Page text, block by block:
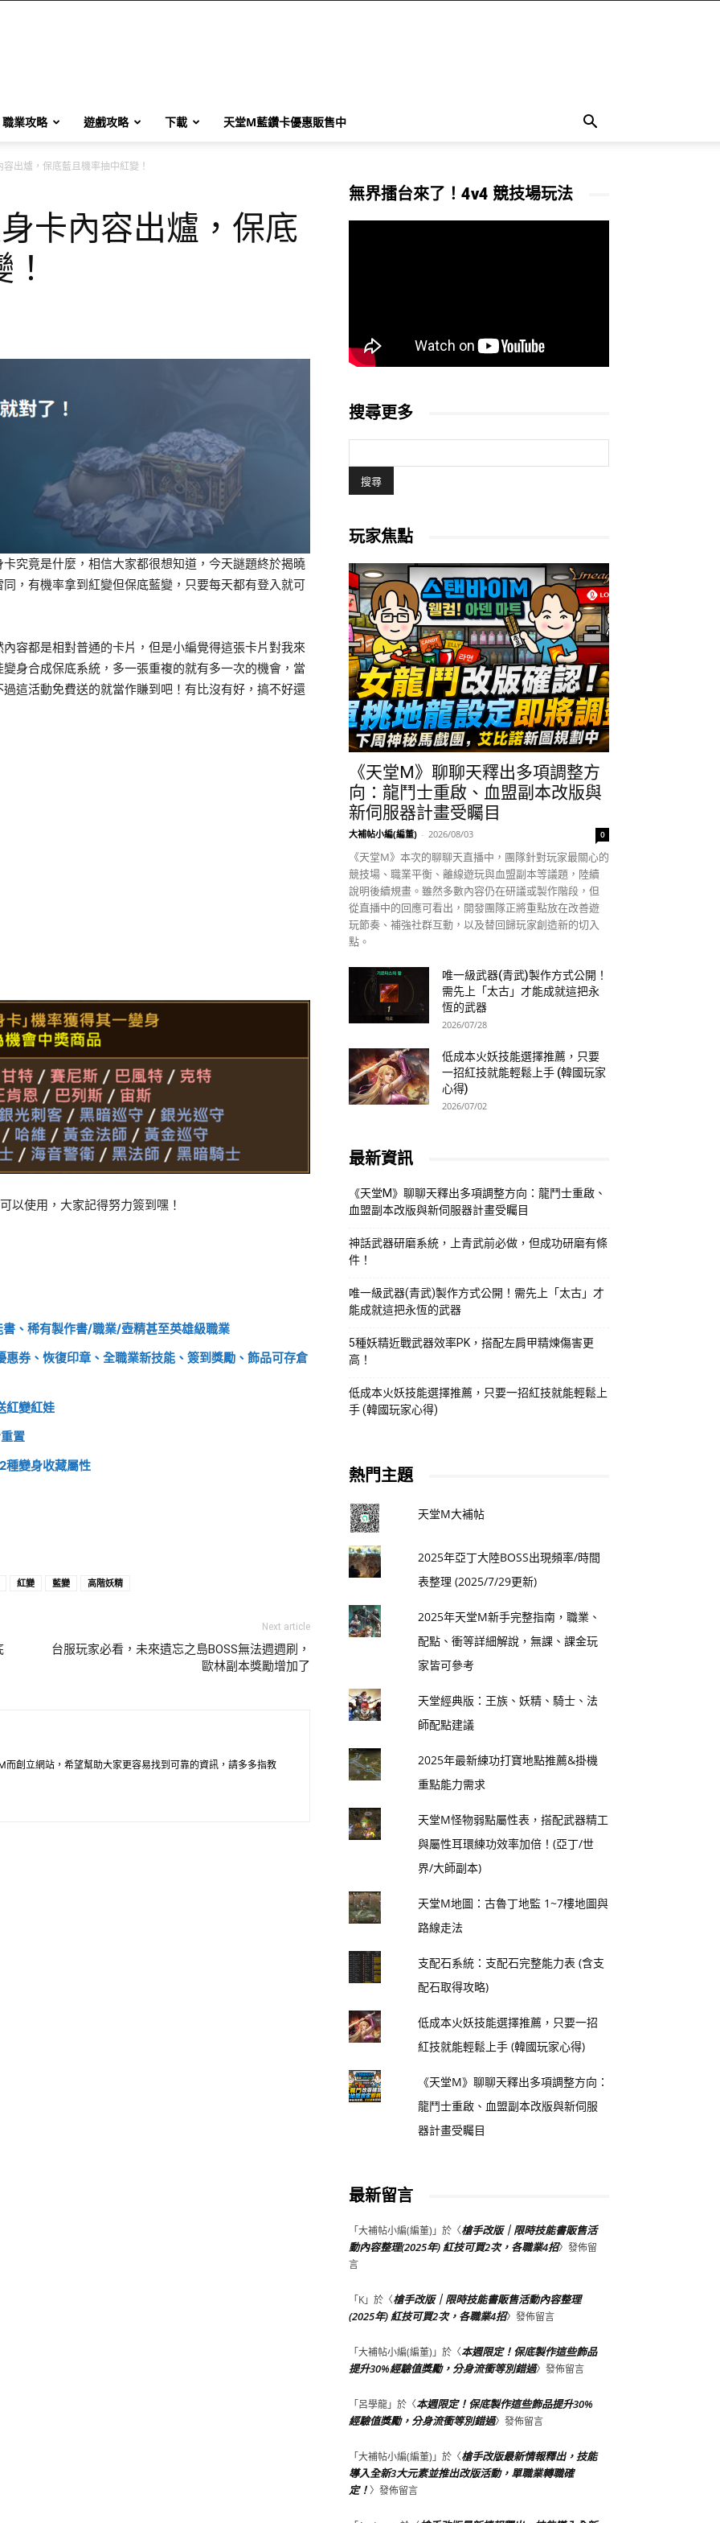
職業攻略 遊戲攻略 下載 天堂M藍鑽卡優惠販售中
出爐，保底藍且機率抽中紅變！
卡內容出爐，保底
究竟是什麼，相信大家都很想知道，今天謎題終於揭曉
，有機率拿到紅變但保底藍變，只要每天都有登入就可
容都是相對普通的卡片，但是小編覺得這張卡片對我來
身合成保底系統，多一張重複的就有多一次的機會，當
這活動免費送的就當作賺到吧！有比沒有好，搞不好還
以使用，大家記得努力簽到嘿！
、稀有製作書/職業/壺精甚至英雄級職業
券、恢復印章、全職業新技能、簽到獎勵、飾品可存倉
紅變紅娃
置
種變身收藏屬性
紅變 藍變 高階妖精
Next article
台服玩家必看，未來遺忘之島BOSS無法週週刷，
歐林副本獎勵增加了
而創立網站，希望幫助大家更容易找到可靠的資訊，請多多指教
無界擂台來了！4v4 競技場玩法
搜尋更多
玩家焦點
《天堂M》聊聊天釋出多項調整方
向：龍鬥士重啟、血盟副本改版與
新伺服器計畫受矚目
大補帖小編(編董) - 2026/08/03 0
《天堂M》本次的聊聊天直播中，團隊針對玩家最關心的
競技場、職業平衡、離線遊玩與血盟副本等議題，陸續
說明後續規畫。雖然多數內容仍在研議或製作階段，但
從直播中的回應可看出，開發團隊正將重點放在改善遊
玩節奏、補強社群互動，以及替回歸玩家創造新的切入
點。
唯一級武器(青武)製作方式公開！
需先上「太古」才能成就這把永
恆的武器
2026/07/28
低成本火妖技能選擇推薦，只要
一招紅技就能輕鬆上手 (韓國玩家
心得)
2026/07/02
最新資訊
《天堂M》聊聊天釋出多項調整方向：龍鬥士重啟、
血盟副本改版與新伺服器計畫受矚目
神話武器研磨系統，上青武前必做，但成功研磨有條
件！
唯一級武器(青武)製作方式公開！需先上「太古」才
能成就這把永恆的武器
5種妖精近戰武器效率PK，搭配左肩甲精煉傷害更
高！
低成本火妖技能選擇推薦，只要一招紅技就能輕鬆上
手 (韓國玩家心得)
熱門主題
天堂M大補帖
2025年亞丁大陸BOSS出現頻率/時間
表整理 (2025/7/29更新)
2025年天堂M新手完整指南，職業、
配點、衝等詳細解說，無課、課金玩
家皆可參考
天堂經典版：王族、妖精、騎士、法
師配點建議
2025年最新練功打寶地點推薦&掛機
重點能力需求
天堂M怪物弱點屬性表，搭配武器精工
與屬性耳環練功效率加倍！(亞丁/世
界/大師副本)
天堂M地圖：古魯丁地監 1~7樓地圖與
路線走法
支配石系統：支配石完整能力表 (含支
配石取得攻略)
低成本火妖技能選擇推薦，只要一招
紅技就能輕鬆上手 (韓國玩家心得)
《天堂M》聊聊天釋出多項調整方向：
龍鬥士重啟、血盟副本改版與新伺服
器計畫受矚目
最新留言
「大補帖小編(編董) 」於〈槍手改版｜限時技能書販售活
動內容整理(2025年) 紅技可買2次，各職業4招〉發佈留
言
「K」於〈槍手改版｜限時技能書販售活動內容整理
(2025年) 紅技可買2次，各職業4招〉發佈留言
「大補帖小編(編董) 」於〈本週限定！保底製作這些飾品
提升30%經驗值獎勵，分身流衝等別錯過〉發佈留言
「呂學龍」於〈本週限定！保底製作這些飾品提升30%
經驗值獎勵，分身流衝等別錯過〉發佈留言
「大補帖小編(編董) 」於〈槍手改版最新情報釋出，技能
導入全新3大元素並推出改版活動，單職業轉職確
定！〉發佈留言